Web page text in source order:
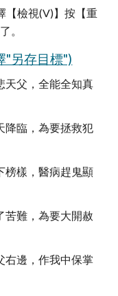
【檢視(V)】按【重
。
"另存目標")
天父，全能全知真
降臨，為要拯救犯
榜樣，醫病趕鬼顯
苦難，為要大開赦
右邊，作我中保掌